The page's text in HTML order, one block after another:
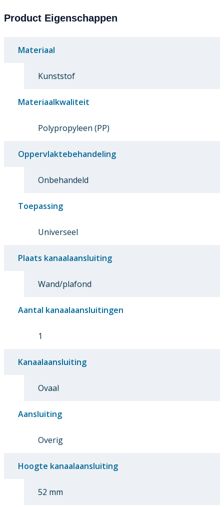
Product Eigenschappen
Materiaal
Kunststof
Materiaalkwaliteit
Polypropyleen (PP)
Oppervlaktebehandeling
Onbehandeld
Toepassing
Universeel
Plaats kanaalaansluiting
Wand/plafond
Aantal kanaalaansluitingen
1
Kanaalaansluiting
Ovaal
Aansluiting
Overig
Hoogte kanaalaansluiting
52 mm